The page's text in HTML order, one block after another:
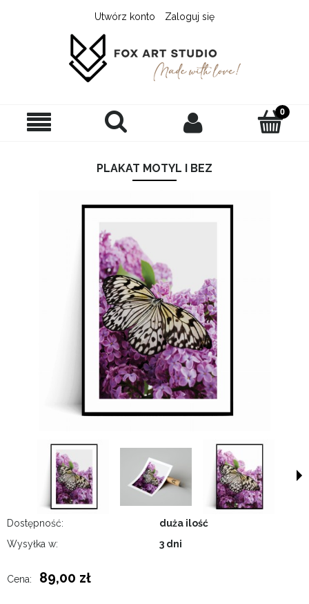
Utwórz konto Zaloguj się
PLAKAT MOTYL I BEZ
Dostępność:
duża ilość
Wysyłka w:
3 dni
Cena: 89,00 zł